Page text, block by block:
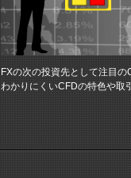
FXの次の投資先として注目の
わかりにくいCFDの特色や取